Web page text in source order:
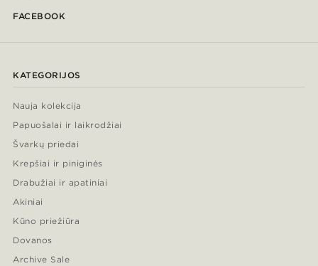
FACEBOOK
KATEGORIJOS
Nauja kolekcija
Papuošalai ir laikrodžiai
Švarkų priedai
Krepšiai ir piniginės
Drabužiai ir apatiniai
Akiniai
Kūno priežiūra
Dovanos
Archive Sale